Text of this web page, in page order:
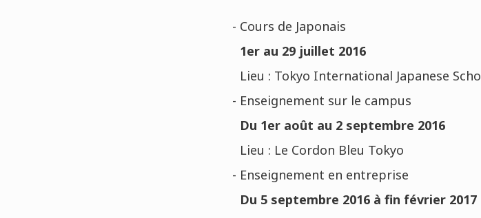
- Cours de Japonais
1er au 29 juillet 2016
Lieu : Tokyo International Japanese
- Enseignement sur le campus
Du 1er août au 2 septembre 2016
Lieu : Le Cordon Bleu Tokyo
- Enseignement en entreprise
Du 5 septembre 2016 à fin février 2017